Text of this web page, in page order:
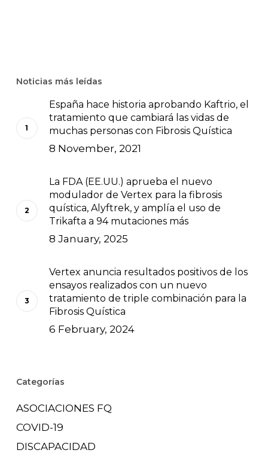
Noticias más leídas
España hace historia aprobando Kaftrio, el
tratamiento que cambiará las vidas de
muchas personas con Fibrosis Quística
8 November, 2021
La FDA (EE.UU.) aprueba el nuevo
modulador de Vertex para la fibrosis
quística, Alyftrek, y amplía el uso de
Trikafta a 94 mutaciones más
8 January, 2025
Vertex anuncia resultados positivos de los
ensayos realizados con un nuevo
tratamiento de triple combinación para la
Fibrosis Quística
6 February, 2024
Categorías
ASOCIACIONES FQ
COVID-19
DISCAPACIDAD